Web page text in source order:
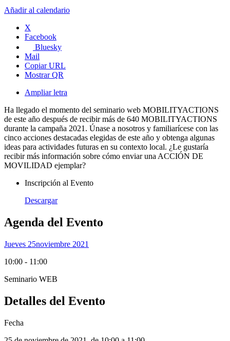
Añadir al calendario
X
Facebook
Bluesky
Mail
Copiar URL
Mostrar QR
Ampliar letra
Ha llegado el momento del seminario web MOBILITYACTIONS
de este año después de recibir más de 640 MOBILITYACTIONS
durante la campaña 2021. Únase a nosotros y familiarícese con las
cinco acciones destacadas elegidas de este año y obtenga algunas
ideas para actividades futuras en su contexto local. ¿Le gustaría
recibir más información sobre cómo enviar una ACCIÓN DE
MOVILIDAD ejemplar?
Inscripción al Evento
Descargar
Agenda del Evento
Jueves 25Noviembre 2021
10:00 - 11:00
Seminario WEB
Detalles del Evento
Fecha